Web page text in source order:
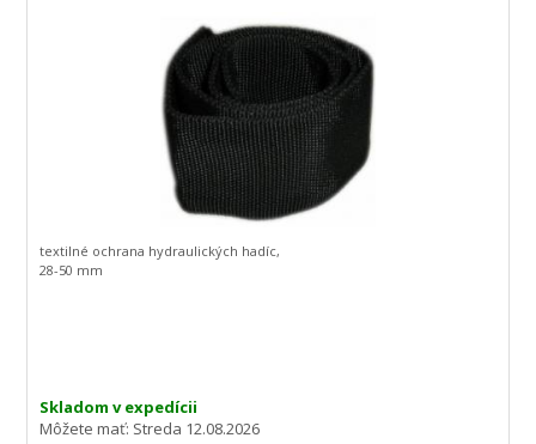
Skladom v expedícii
Môžete mať: Streda 12.08.2026
textilné ochrana hydraulických hadíc,
28-50 mm